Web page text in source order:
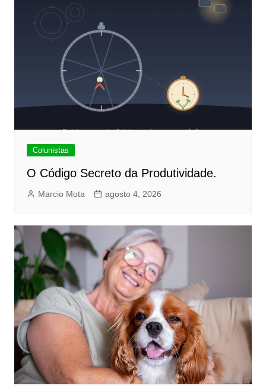
Colunistas
O Código Secreto da Produtividade.
Marcio Mota agosto 4, 2026